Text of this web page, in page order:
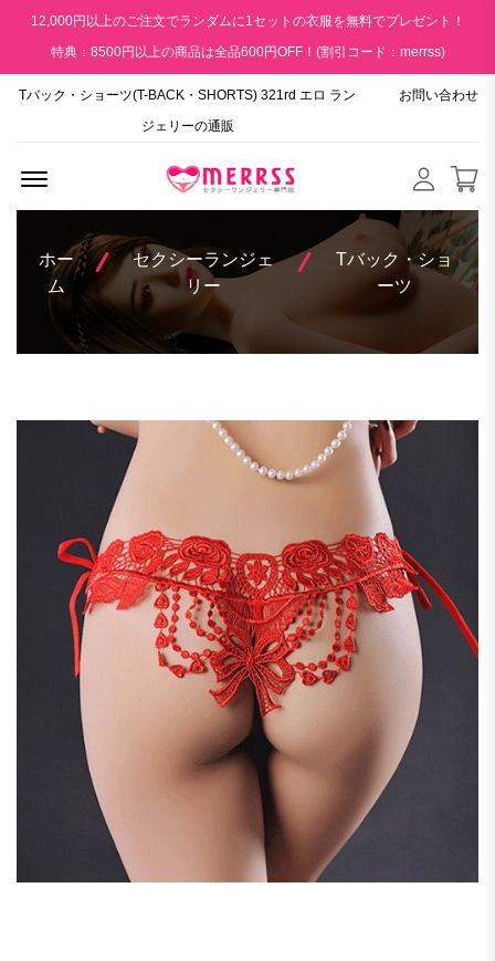
12,000円以上のご注文でランダムに1セットの衣服を無料でプレゼント！
特典：8500円以上の商品は全品600円OFF！(割引コード：merrss)
Tバック・ショーツ(T-BACK・SHORTS) 321rd エロ ラン
ジェリーの通販
お問い合わせ
ホー
ム
セクシーランジェ
リー
Tバック・ショ
ーツ